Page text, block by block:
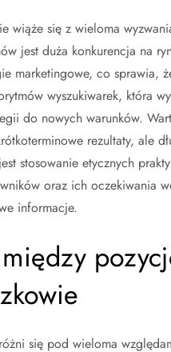
wiąże się z wieloma
jest duża konkurencja na
marketingowe, co sprawia,
wyszukiwarek, która
do nowych warunków.
rezultaty, ale
stosowanie etycznych
oraz ich oczekiwania
informacje.
się pod wieloma